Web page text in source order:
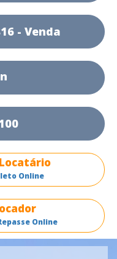
- Venda
Online
Online